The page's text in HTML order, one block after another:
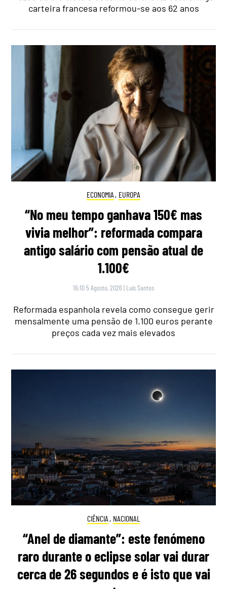
carteira francesa reformou-se aos 62 anos
ECONOMIA , EUROPA
“No meu tempo ganhava 150€ mas
vivia melhor”: reformada compara
antigo salário com pensão atual de
1.100€
16:10 5 Agosto, 2026 | Luís Santos
Reformada espanhola revela como consegue gerir
mensalmente uma pensão de 1.100 euros perante
preços cada vez mais elevados
CIÊNCIA , NACIONAL
“Anel de diamante”: este fenómeno
raro durante o eclipse solar vai durar
cerca de 26 segundos e é isto que vai